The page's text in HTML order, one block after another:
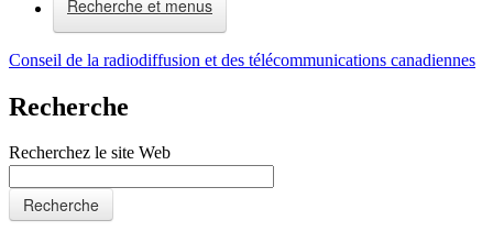
Recherche et menus
Conseil de la radiodiffusion et des télécommunications canadiennes
Recherche
Recherchez le site Web
Recherche